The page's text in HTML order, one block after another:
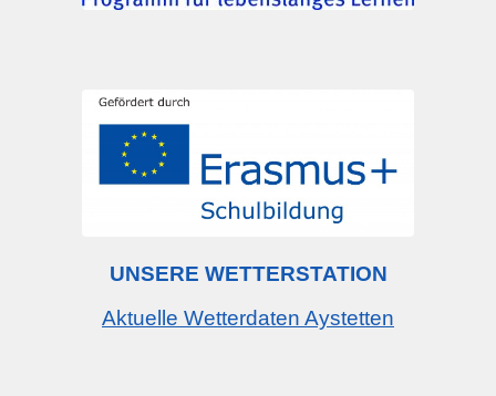
UNSERE WETTERSTATION
Aktuelle Wetterdaten Aystetten